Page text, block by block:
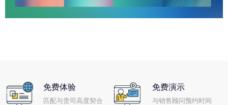
免费体验
匹配与贵司高度契合
免费演示
与销售顾问预约时间